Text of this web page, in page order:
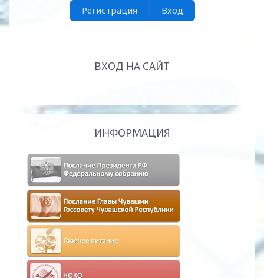
Регистрация Вход
ВХОД НА САЙТ
ИНФОРМАЦИЯ